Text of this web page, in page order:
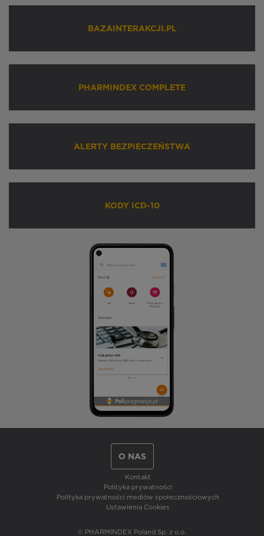
BAZAINTERAKCJI.PL
PHARMINDEX COMPLETE
ALERTY BEZPIECZEŃSTWA
KODY ICD-10
O NAS
Kontakt
Polityka prywatności
Polityka prywatności mediów społecznościowych
Ustawienia Cookies
© PHARMINDEX Poland Sp. z o.o.